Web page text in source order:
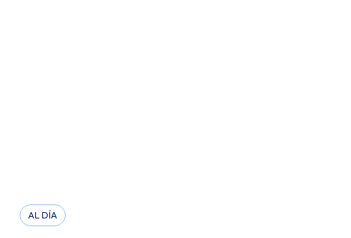
AL DÍA